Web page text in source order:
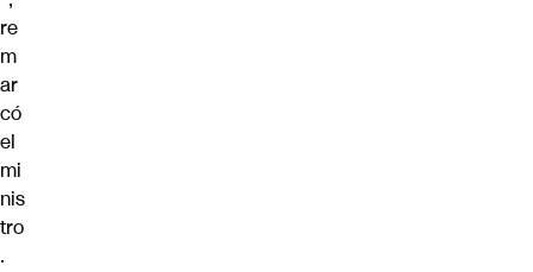
re
m
ar
có
el
mi
nis
tro
.